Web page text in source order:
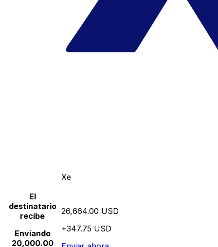
Xe
El
destinatario
recibe
Enviando
20,000.00
26,664.00 USD
+347.75 USD